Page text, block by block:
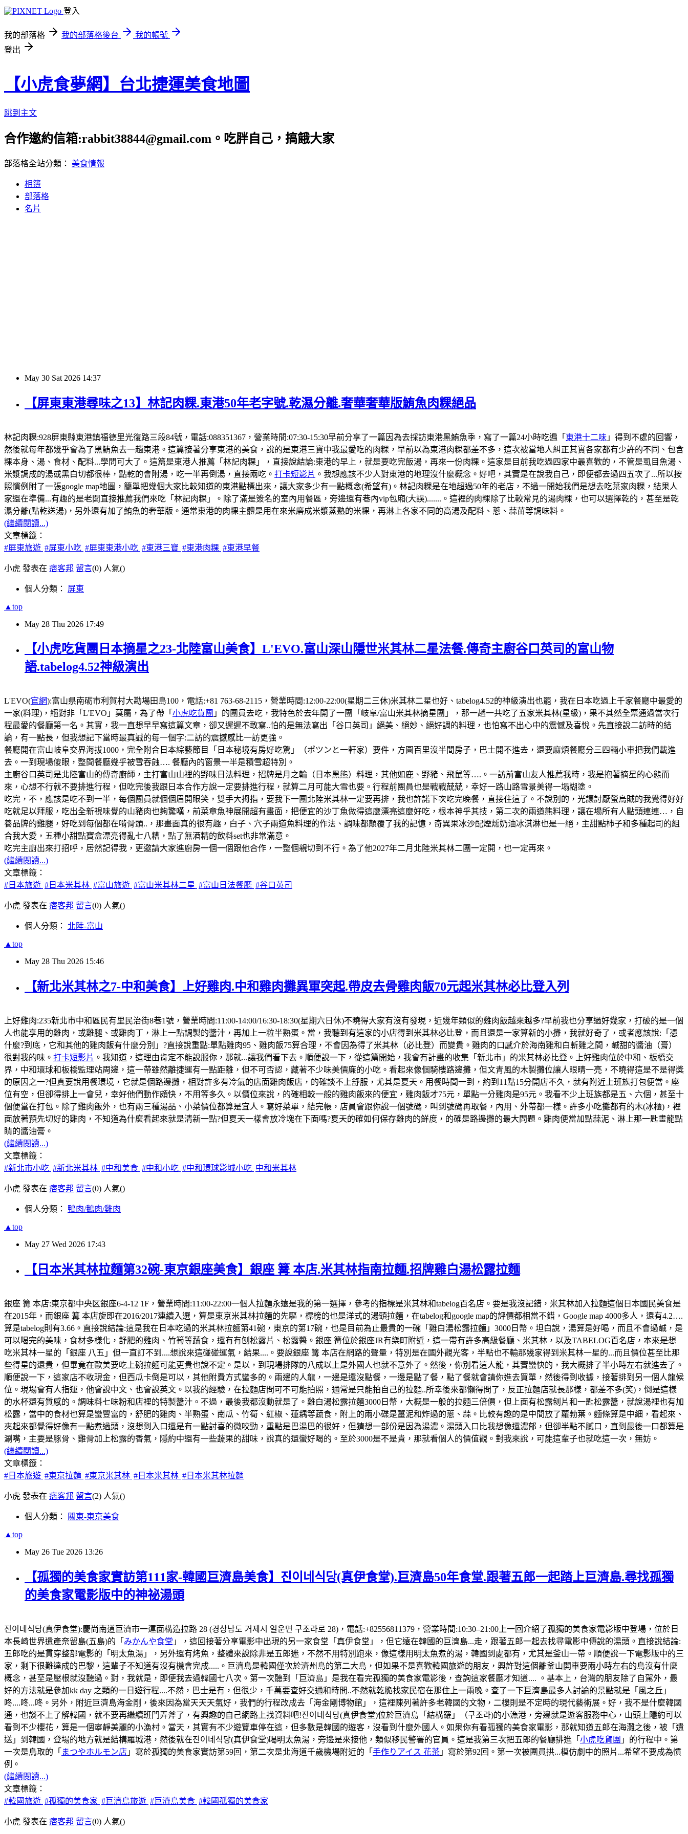
登入
我的部落格 我的部落格後台
我的帳號
登出
【小虎食夢網】台北捷運美食地圖
跳到主文
合作邀約信箱:rabbit38844@gmail.com。吃胖自己，搞餓大家
部落格全站分類： 美食情報
相簿
部落格
名片
May 30 Sat 2026 14:37
【屏東東港尋味之13】林記肉粿.東港50年老字號.乾濕分離.奢華奢華版鮪魚肉粿絕品
林記肉粿:928屏東縣東港鎮福德里光復路三段84號，電話:088351367，營業時間:07:30-15:30早前分享了一篇因為去採訪東港黑鮪魚季，寫了一篇24小時吃遍「 東港十二味 」得到不處的回響，
然後就每年都幾乎會為了黑鮪魚去一趟東港。這篇接著分享東港的美食，說的是東港三寶中我最愛吃的肉粿，早前以為東港肉粿都差不多，這次被當地人糾正其實各家都有少許的不同、包含
粿本身、湯、食材、配料...學問可大了。這篇是東港人推薦「林記肉粿」，直接說結論:東港的早上，就是要吃完飯湯，再來一份肉粿。這家是目前我吃過四家中最喜歡的，不管是虱目魚湯、
米漿調成的湯或黑白切都很棒，點乾的會附湯，吃一半再倒湯，直接兩吃。 打卡短影片 。我想應該不少人對東港的地理沒什麼概念。好吧，其實是在說我自己，即便都去過四五次了...所以按
照慣例附了一張google map地圖，簡單把幾個大家比較知道的東港點標出來，讓大家多少有一點概念(希望有)。林記肉粿是在地超過50年的老店，不過一開始我們是想去吃葉家肉粿，結果人
家還在準備...有趣的是老闆直接推薦我們來吃「林記肉粿」。除了滿是簽名的室內用餐區，旁邊還有巷內vip包廂(大誤).......。這裡的肉粿除了比較常見的湯肉粿，也可以選擇乾的，甚至是乾
濕分離(點乾送湯)，另外還有加了鮪魚的奢華版。通常東港的肉粿主體是用在來米磨成米漿蒸熟的米粿，再淋上各家不同的高湯及配料、蔥、蒜苗等調味料。
(繼續閱讀...)
文章標籤：
#屏東旅遊 #屏東小吃 #屏東東港小吃 #東港三寶 #東港肉粿 #東港早餐
小虎 發表在 痞客邦 留言(0) 人氣()
個人分類： 屏東
▲top
May 28 Thu 2026 17:49
【小虎吃貨團日本摘星之23-北陸富山美食】L'EVO.富山深山隱世米其林二星法餐.傳奇主廚谷口英司的富山物
語.tabelog4.52神級演出
L'EVO(官網):富山県南砺市利賀村大勘場田島100，電話:+81 763-68-2115，營業時間:12:00-22:00(星期二三休)米其林二星也好、tabelog4.52的神級演出也罷，我在日本吃過上千家餐廳中最愛的
一家(料理)，絕對非「L'EVO」莫屬，為了帶「 小虎吃貨團 」的團員去吃，我特色於去年開了一團「岐阜/富山米其林摘星團」，那一趟一共吃了五家米其林(星級)，果不其然全票通過當次行
程最愛的餐廳第一名。其實，我一直想早早寫這篇文章，卻又遲遲不敢寫..怕的是無法寫出「谷口英司」絕美、絕妙、絕好調的料理，也怕寫不出心中的震憾及喜悅。先直接說二訪時的結
論，有一點長，但我想記下當時最真誠的每一個字:二訪的震撼感比一訪更強。
餐廳開在富山岐阜交界海拔1000，完全附合日本綜藝節目「日本秘境有房好吃驚」（ポツンと一軒家）要件，方圓百里沒半間房子，巴士開不進去，還要麻煩餐廳分三四輛小車把我們載進
去。一到現場傻眼，整間餐廳幾乎被雪吞蝕…. 餐廳內的窗景一半是積雪超特別。
主廚谷口英司是北陸富山的傳奇廚師，主打富山山𥚃的野味日法料理，招牌是月之輪（日本黑熊）料理，其他如鹿、野豬、飛鼠等….。一訪前富山友人推薦我時，我是抱著摘星的心態而
來，心想不行就不要排進行程，但吃完後我跟日本合作方說一定要排進行程，就算二月可能大雪也要。行程前團員也是戰戰兢兢，幸好一路山路雪景美得一塌糊塗。
吃完，不，應該是吃不到一半，每個團員就個個眉開眼笑，雙手大拇指，要我下一團北陸米其林一定要再排，我也許諾下次吃完晚餐，直接住這了。不說別的，光讓討厭螢烏賊的我覺得好好
吃就足以拜服，吃出全新視味覺的山豬肉也夠驚嘆，前菜章魚神展開超有畫面，把便宜的沙丁魚做得這麼漂亮這麼好吃，根本神乎其技，第二次的兩道熊料理，讓在場所有人點頭連連…，自
養品牌的雞腿，好吃到每個都在啃骨頭..，那畫面真的很有趣，白子、穴子兩道魚料理的作法、調味都顛覆了我的記憶，奇異果冰沙配煙燻奶油冰淇淋也是一絕，主甜點柿子和多種起司的組
合我大愛，五種小甜點寶盒漂亮得亂七八糟，點了無酒精的飲料set也非常滿意。
吃完主廚出來打招呼，居然記得我，更邀請大家進廚房一個一個跟他合作，一整個親切到不行。為了他2027年二月北陸米其林二團一定開，也一定再來。
(繼續閱讀...)
文章標籤：
#日本旅遊 #日本米其林 #富山旅遊 #富山米其林二星 #富山日法餐廳 #谷口英司
小虎 發表在 痞客邦 留言(0) 人氣()
個人分類： 北陸-富山
▲top
May 28 Thu 2026 15:46
【新北米其林之7-中和美食】上好雞肉.中和雞肉攤異軍突起.帶皮去骨雞肉飯70元起米其林必比登入列
上好雞肉:235新北市中和區民有里民治街8巷1號，營業時間:11:00-14:00/16:30-18:30(星期六日休)不曉得大家有沒有發現，近幾年類似的雞肉飯越來越多?早前我也分享過好幾家，打破的是一個
人也能享用的雞肉，或雞腿、或雞肉丁，淋上一點調製的醬汁，再加上一粒半熟蛋。當，我聽到有這家的小店得到米其林必比登，而且還是一家算新的小攤，我就好奇了，或者應該說:「憑
什麼?到底，它和其他的雞肉飯有什麼分別」?直接說重點:單點雞肉95、雞肉飯75算合理，不會因為得了米其林（必比登）而變貴。雞肉的口感介於海南雞和白斬雞之間，鹹甜的醬油（膏）
很對我的味。 打卡短影片 。我知道，這理由肯定不能說服你，那就...讓我們看下去。順便說一下，從這篇開始，我會有計畫的收集「新北市」的米其林必比登。上好雞肉位於中和、板橋交
界，中和環球和板橋監理站周邊，這一帶雖然離捷運有一點距離，但不可否認，藏著不少味美價廉的小吃。看起來像個騎樓路邊攤，但文青風的木製攤位讓人眼睛一亮，不曉得這是不是得獎
的原因之一?但真要說用餐環境，它就是個路邊攤，相對許多有冷氣的店面雞肉飯店，的確談不上舒服，尤其是夏天。用餐時間一到，約到11點15分開店不久，就有附近上班族打包便當。座
位有空，但卻得排上一會兒，幸好他們動作頗快，不用等多久。以價位來說，的確相較一般的雞肉飯來的便宜，雞肉飯才75元，單點一分雞肉是95元。我看不少上班族都是五、六個，甚至十
個便當在打包。除了雞肉飯外，也有兩三種湯品、小菜價位都算是宜人。寫好菜單，結完帳，店員會跟你說一個號碼，叫到號碼再取餐，內用、外帶都一樣。許多小吃攤都有的木(冰櫃)，裡
面放著預先切好的雞肉，不知道為什麼看起來就是清新一點?但夏天一樣會放冷塊在下面嗎?夏天的確如何保存雞肉的鮮度，的確是路邊攤的最大問題。雞肉便當加點蒜泥、淋上那一匙畫龍點
睛的醬油膏。
(繼續閱讀...)
文章標籤：
#新北市小吃 #新北米其林 #中和美食 #中和小吃 #中和環球影城小吃 中和米其林
小虎 發表在 痞客邦 留言(0) 人氣()
個人分類： 鴨肉/鵝肉/雞肉
▲top
May 27 Wed 2026 17:43
【日本米其林拉麵第32碗-東京銀座美食】銀座 篝 本店.米其林指南拉麵.招牌雞白湯松露拉麵
銀座 篝 本店:東京都中央区銀座6-4-12 1F，營業時間:11:00-22:00一個人拉麵永遠是我的第一選擇，參考的指標是米其林和tabelog百名店。要是我沒記錯，米其林加入拉麵這個日本國民美食是
在2015年，而銀座 篝 本店旋即在2016/2017連續入選，算是東京米其林拉麵的先驅，標榜的也是洋式的湯頭拉麵，在tabelog和google map的評價都相當不錯，Google map 4000多人，還有4.2….
算是tabelog則有3.66。直接說結論:這是我在日本吃過的米其林拉麵第41碗，東京的第17碗，也是目前為止最貴的一碗「雞白湯松露拉麵」3000日幣。坦白說，湯算是好喝，而且不會過鹹，是
可以喝完的美味，食材多樣化，舒肥的雞肉、竹筍等蔬食，還有有刨松露片、松露醬。銀座 篝位於銀座JR有樂町附近，這一帶有許多高級餐廳、米其林，以及TABELOG百名店，本來是想
吃米其林一星的「銀座 八五」但一直訂不到....想說來這碰碰運氣，結果....。要說銀座 篝 本店在網路的聲量，特別是在國外觀光客，半點也不輸那幾家得到米其林一星的...而且價位甚至比那
些得星的還貴，但畢竟在歐美要吃上碗拉麵可能更貴也說不定。是以，到現場排隊的八成以上是外國人也就不意外了。然後，你別看這人龍，其實蠻快的，我大概排了半小時左右就進去了。
順便說一下，這家店不收現金，但西瓜卡倒是可以，其他附費方式蠻多的。兩邊的人龍，一邊是還沒點餐，一邊是點了餐，點了餐就會請你進去買單，然後得到收據，接著排到另一個人龍候
位。現場會有人指運，他會說中文、也會說英文。以我的經驗，在拉麵店問可不可能拍照，通常是只能拍自己的拉麵..所幸後來都懶得問了，反正拉麵店就長那樣，都差不多(笑)，倒是這樣
的水杯還有質感的。調味料七味粉和店裡的特製醬汁。不過，最後我都沒動就是了。雞白湯松露拉麵3000日幣，大概是一般的拉麵三倍價，但上面有松露刨片和一匙松露醬，就說湯裡也有加
松露，當中的食材也算是蠻豐富的，舒肥的雞肉、半熟蛋、南瓜、竹筍、紅椒、蓮耦等蔬食，附上的兩小碟是薑泥和炸過的蔥、蒜。比較有趣的是中間放了蘿勃葉。麵條算是中細，看起來、
夾起來都覺得好像有一點煮過頭，沒想到入口還是有一點討喜的微咬勁，重點是巴湯巴的很好，但猜想一部份是因為湯濃。湯頭入口比我想像還濃郁，但卻半點不膩口，直到最後一口都算是
涮嘴，主要是豚骨、雞骨加上松露的香氣，隱約中還有一些蔬果的甜味，說真的還蠻好喝的。至於3000是不是貴，那就看個人的價值觀。對我來說，可能這輩子也就吃這一次，無妨。
(繼續閱讀...)
文章標籤：
#日本旅遊 #東京拉麵 #東京米其林 #日本米其林 #日本米其林拉麵
小虎 發表在 痞客邦 留言(2) 人氣()
個人分類： 關東-東京美食
▲top
May 26 Tue 2026 13:26
【孤獨的美食家實訪第111家-韓國巨濟島美食】진이네식당(真伊食堂).巨濟島50年食堂.跟著五郎一起踏上巨濟島.尋找孤獨
的美食家電影版中的神祕湯頭
진이네식당(真伊食堂):慶尚南道巨濟市一運面構造拉路 28 (경상남도 거제시 일운면 구조라로 28)，電話:+82556811379，營業時間:10:30–21:00上一回介紹了孤獨的美食家電影版中登場，位於日
本長崎世界遺產奈留島(五島)的「 みかんや食堂 」，這回接著分享電影中出現的另一家食堂「真伊食堂」，但它遠在韓國的巨濟島...走，跟著五郎一起去找尋電影中傳說的湯頭。直接說結論:
五郎吃的是貫穿整部電影的「明太魚湯」，另外還有烤魚，整體來說除非是五郎迷，不然不用特別跑來，像這樣用明太魚煮的湯，韓國到處都有，尤其是釜山一帶。順便說一下電影版中的三
家，剩下很難達成的巴黎，這輩子不知道有沒有機會完成.....。巨濟島是韓國僅次於濟州島的第二大島，但如果不是喜歡韓國旅遊的朋友，興許對這個離釜山開車要兩小時左右的島沒有什麼
概念，甚至是壓根就沒聽過。對，我就是，即便我去過韓國七八次。第一次聽到「巨濟島」是我在看完孤獨的美食家電影後，查詢這家餐廳才知道.... 。基本上，台灣的朋友除了自駕外，最
好的方法就是參加kk day 之類的一日遊行程....不然，巴士是有，但很少，千萬要查好交通和時間..不然就乾脆找家民宿在那住上一兩晚。查了一下巨濟島最多人討論的景點就是「風之丘」
咚....咚...咚。另外，附近巨濟島海金剛，後來因為當天天天氣好，我們的行程改成去「海金剛博物館」，這裡陳列著許多老韓國的文物，二樓則是不定時的現代藝術展。好，我不是什麼韓國
通，也談不上了解韓國，就不要再繼續班門弄斧了，有興趣的自己網路上找資料吧!진이네식당(真伊食堂)位於巨濟島「結構羅」（구조라)的小漁港，旁邊就是遊客服務中心，山頭上隱約可以
看到不少櫻花，算是一個寧靜美麗的小漁村。當天，其實有不少遊覽車停在這，但多數是韓國的遊客，沒看到什麼外國人。如果你有看孤獨的美食家電影，那就知道五郎在海灘之後，被「遺
送」到韓國，登場的地方就是結構羅城港，然後就在진이네식당(真伊食堂)喝明太魚湯，旁邊是來接他，類似移民警署的官員。這是我第三次把五郎的餐廳排進「 小虎吃貨團 」的行程中。第
一次是鳥取的「 まつやホルモン店 」寫於孤獨的美食家實訪第59回，第二次是北海道千歲機場附近的「 手作りアイス 花茶 」寫於第92回。第一次被團員拱...模仿劇中的照片...希望不要成為慣
例。
(繼續閱讀...)
文章標籤：
#韓國旅遊 #孤獨的美食家 #巨濟島旅遊 #巨濟島美食 #韓國孤獨的美食家
小虎 發表在 痞客邦 留言(0) 人氣()